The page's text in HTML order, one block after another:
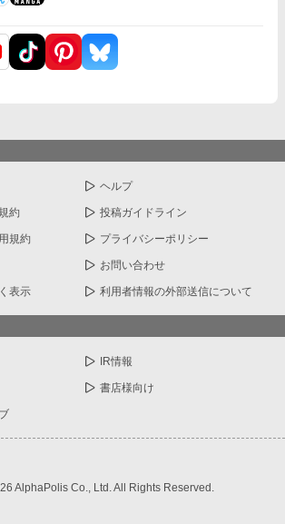
ヘルプ
約 投稿ガイドライン
規約 プライバシーポリシー
お問い合わせ
表示 利用者情報の外部送信について
IR情報
書店様向け
AlphaPolis Co., Ltd. All Rights Reserved.